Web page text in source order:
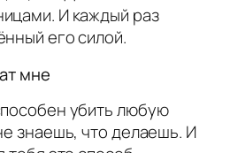
И каждый раз
его силой.
мне
убить любую
знаешь, что делаешь. И